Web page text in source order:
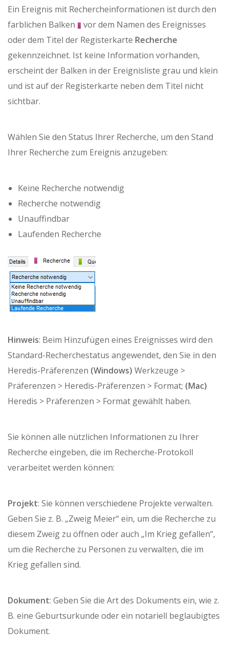
Ein Ereignis mit Rechercheinformationen ist durch den
farblichen Balken
vor dem Namen des Ereignisses
oder dem Titel der Registerkarte Recherche
gekennzeichnet. Ist keine Information vorhanden,
erscheint der Balken in der Ereignisliste grau und klein
und ist auf der Registerkarte neben dem Titel nicht
sichtbar.
Wählen Sie den Status Ihrer Recherche, um den Stand
Ihrer Recherche zum Ereignis anzugeben:
Keine Recherche notwendig
Recherche notwendig
Unauffindbar
Laufenden Recherche
Hinweis: Beim Hinzufügen eines Ereignisses wird den
Standard-Recherchestatus angewendet, den Sie in den
Heredis-Präferenzen (Windows) Werkzeuge >
Präferenzen > Heredis-Präferenzen > Format; (Mac)
Heredis > Präferenzen > Format gewählt haben.
Sie können alle nützlichen Informationen zu Ihrer
Recherche eingeben, die im Recherche-Protokoll
verarbeitet werden können:
Projekt: Sie können verschiedene Projekte verwalten.
Geben Sie z. B. „Zweig Meier“ ein, um die Recherche zu
diesem Zweig zu öffnen oder auch „Im Krieg gefallen“,
um die Recherche zu Personen zu verwalten, die im
Krieg gefallen sind.
Dokument: Geben Sie die Art des Dokuments ein, wie z.
B. eine Geburtsurkunde oder ein notariell beglaubigtes
Dokument.